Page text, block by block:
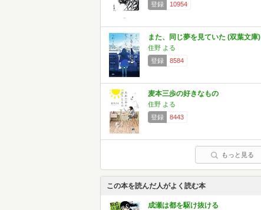
登録
10954
また、同じ夢を見ていた (双葉文庫)
住野 よる
登録
8584
麦本三歩の好きなもの
住野 よる
登録
8443
もっと見る
この本を読んだ人がよく読む本
成瀬は都を駆け抜ける